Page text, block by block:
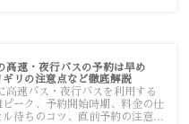
高速・夜行バスの予約は早め
ギリの注意点など徹底解説
高速バス・夜行バスを利用する
ピーク、予約開始時期、料金の仕
待ちのコツ、直前予約の注意点